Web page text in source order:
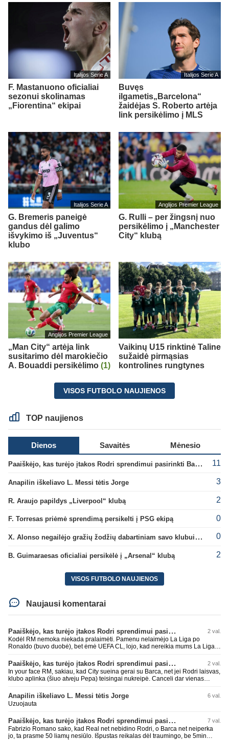
Italijos Serie A
F. Mastanuono oficialiai
sezonui skolinamas
„Fiorentina“ ekipai
Italijos Serie A
Buvęs
ilgametis„Barcelona“
žaidėjas S. Roberto artėja
link persikėlimo į MLS
Italijos Serie A
G. Bremeris paneigė
gandus dėl galimo
išvykimo iš „Juventus“
klubo
Anglijos Premier League
G. Rulli – per žingsnį nuo
persikėlimo į „Manchester
City“ klubą
Anglijos Premier League
„Man City“ artėja link
susitarimo dėl marokiečio
A. Bouaddi persikėlimo (1)
Vaikinų U15 rinktinė Taline
sužaidė pirmąsias
kontrolines rungtynes
VISOS FUTBOLO NAUJIENOS
TOP naujienos
Dienos Savaitės Mėnesio
Paaiškėjo, kas turėjo įtakos Rodri sprendimui pasirinkti Barselonos pusę 11
Anapilin iškeliavo L. Messi tėtis Jorge 3
R. Araujo papildys „Liverpool“ klubą 2
F. Torresas priėmė sprendimą persikelti į PSG ekipą 0
X. Alonso negailėjo gražių žodžių dabartiniam savo klubui „Chelsea“ 0
B. Guimaraesas oficialiai persikėlė į „Arsenal“ klubą 2
VISOS FUTBOLO NAUJIENOS
Naujausi komentarai
Paaiškėjo, kas turėjo įtakos Rodri sprendimui pasirinkti Barselonos pusę 2 val.
Kodėl RM nemoka niekada pralaimėti. Pamenu nelaimėjo La Liga po
Ronaldo (buvo duobė), bet ėmė UEFA CL, lojo, kad nereikia mums La Liga,
laimėti La Liga. Dabar vėl gavo nuo Barcos ir Rodri ateina ne pas juos, vėl
nereikia mums jo, senas ir t.t. Gal davai vyriškai priimkit tuos pralaimėjimus
be kvailų nereikia, nenorim ir t.t.
Paaiškėjo, kas turėjo įtakos Rodri sprendimui pasirinkti Barselonos pusę 2 val.
In your face RM, sakiau, kad City sueina gerai su Barca, net jei Rodri laisvas,
klubo aplinka (šiuo atveju Pepa) teisingai nukreipė. Canceli dar vienas
Super
Anapilin iškeliavo L. Messi tėtis Jorge 6 val.
Uzuojauta
Paaiškėjo, kas turėjo įtakos Rodri sprendimui pasirinkti Barselonos pusę 7 val.
Fabrizio Romano sako, kad Real net nebidino Rodri, o Barca net neiperka
jo, ta prasme 50 liamų nesiūlo. Išpustas reikalas dėl traumingo, be 5min